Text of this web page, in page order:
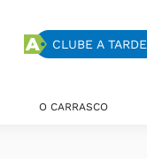
CLUBE A TARDE
O CARRASCO